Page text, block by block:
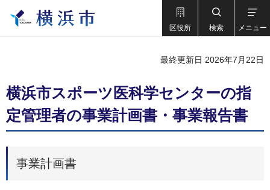
区役所 検索 メニュー
最終更新日 2026年7月22日
横浜市スポーツ医科学センターの指
定管理者の事業計画書・事業報告書
事業計画書